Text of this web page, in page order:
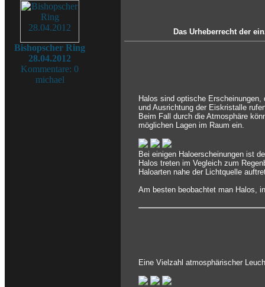
Bishopscher Ring
28.04.2012
Kommentare: 0
michael
Das Urheberrecht der
Halos sind optische
und Ausrichtung der Eiskristalle
Beim Fall durch die Atmosphäre
möglichen Lagen im Raum ein.
Bei einigen Haloerscheinungen ist
Halos treten im Vegleich zum
Haloarten nahe der Lichtquelle
Am besten beobachtet man Halos,
Eine Vielzahl atmosphärischer